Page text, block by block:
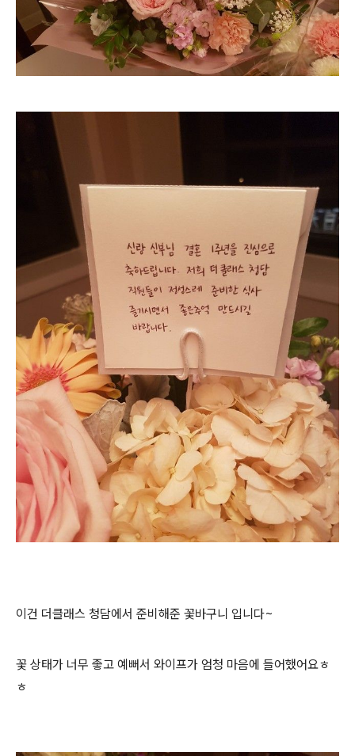
이건 더클래스 청담에서 준비해준 꽃바구니 입니다~
꽃 상태가 너무 좋고 예뻐서 와이프가 엄청 마음에 들어했어요ㅎ
ㅎ